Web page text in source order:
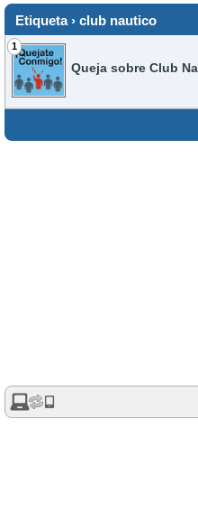
Etiqueta › club nautico
1
Queja sobre Club